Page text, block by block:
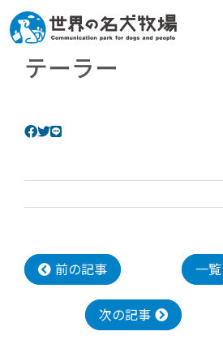
テーラー
前の記事 一覧
次の記事